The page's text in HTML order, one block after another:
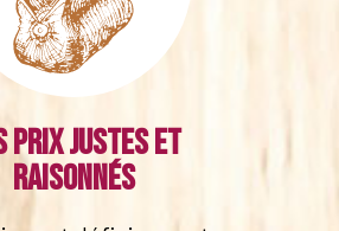
prix justes et
raisonnés